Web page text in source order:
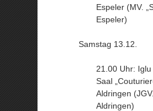
Espeler (MV.
Espeler)
Samstag 13.12.
21.00 Uhr:
Saal
Aldringen
Aldringen)